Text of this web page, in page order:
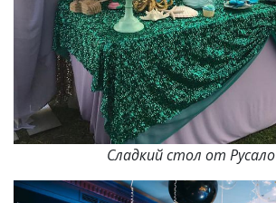
Сладкий стол от